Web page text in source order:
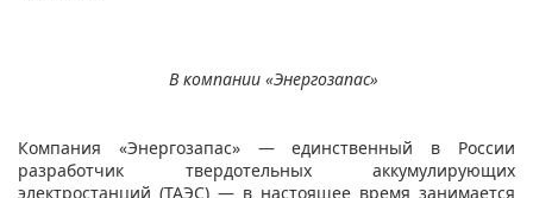
В компании «Энергозапас»
Компания «Энергозапас» — единственный в России
разработчик твердотельных аккумулирующих
электростанций (ТАЭС) — в настоящее время занимается